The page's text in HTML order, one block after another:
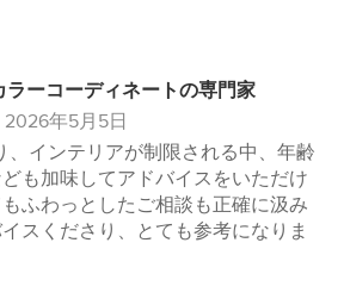
ラーコーディネートの専門家
2026年5月5日
、インテリアが制限される中、年齢
も加味してアドバイスをいただけ
ふわっとしたご相談も正確に汲み
スくださり、とても参考になりま